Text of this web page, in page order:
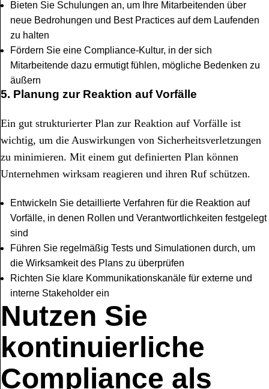
Bieten Sie Schulungen an, um Ihre Mitarbeitenden über
neue Bedrohungen und Best Practices auf dem Laufenden
zu halten
Fördern Sie eine Compliance-Kultur, in der sich
Mitarbeitende dazu ermutigt fühlen, mögliche Bedenken zu
äußern
5. Planung zur Reaktion auf Vorfälle
Ein gut strukturierter Plan zur Reaktion auf Vorfälle ist
wichtig, um die Auswirkungen von Sicherheitsverletzungen
zu minimieren. Mit einem gut definierten Plan können
Unternehmen wirksam reagieren und ihren Ruf schützen.
Entwickeln Sie detaillierte Verfahren für die Reaktion auf
Vorfälle, in denen Rollen und Verantwortlichkeiten festgelegt
sind
Führen Sie regelmäßig Tests und Simulationen durch, um
die Wirksamkeit des Plans zu überprüfen
Richten Sie klare Kommunikationskanäle für externe und
interne Stakeholder ein
Nutzen Sie
kontinuierliche
Compliance als